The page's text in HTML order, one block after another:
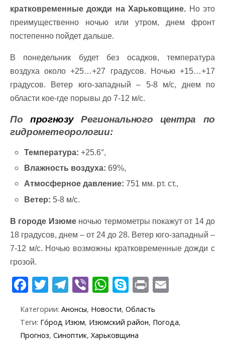
кратковременные дожди на Харьковщине. Но это
преимущественно ночью или утром, днем фронт
постепенно пойдет дальше.
В понедельник будет без осадков, температура
воздуха около +25…+27 градусов. Ночью +15…+17
градусов. Ветер юго-западный – 5-8 м/с, днем по
области кое-где порывы до 7-12 м/с.
ПопрогнозуРегионального центра по
гидрометеорологии:
Температура:+25.6°,
Влажность воздуха:69%,
Атмосферное давление:751 мм. рт. ст.,
Ветер: 5-8 м/с.
В городе Изюменочью термометры покажут от 14 до
18 градусов, днем – от 24 до 28. Ветер юго-западный –
7-12 м/с. Ночью возможны кратковременные дожди с
грозой.
F
ac
e
b
T
w
itt
er
T
el
e
gr
Vi
b
er
W
h
at
s
S
k
y
p
Pr
in
t ai
l
Категории: Анонсы, Новости, Область
Теги: Го́род Изюм, Изюмский район, Погода,
Прогноз, Синоптик, Харьковщина